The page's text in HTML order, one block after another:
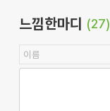
느낌한마디 (27)